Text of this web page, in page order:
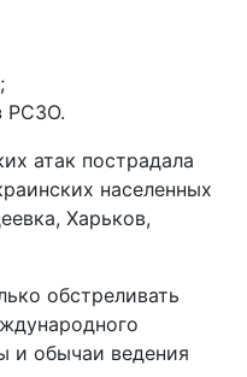
РСЗО.
атак пострадала
населенных
Харьков,
обстреливать
и обычаи ведения